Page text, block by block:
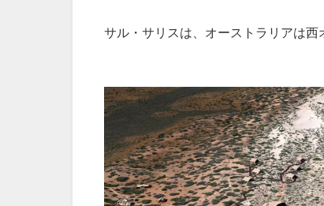
サル・サリスは、オーストラリアは西